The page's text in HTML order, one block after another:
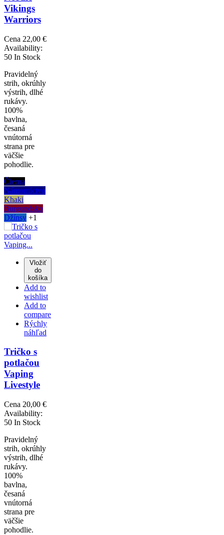
Vikings
Warriors
Cena 22,00 €
Availability:
50 In Stock
Pravidelný
strih, okrúhly
výstrih, dlhé
rukávy.
100%
bavlna,
česaná
vnútorná
strana pre
väčšie
pohodlie.
Čierna
Námorníctvo
Khaki
Burgundsko
Džínsy +1
Vložiť
do
košíka
Add to
wishlist
Add to
compare
Rýchly
náhľad
Tričko s
potlačou
Vaping
Livestyle
Cena 20,00 €
Availability:
50 In Stock
Pravidelný
strih, okrúhly
výstrih, dlhé
rukávy.
100%
bavlna,
česaná
vnútorná
strana pre
väčšie
pohodlie.